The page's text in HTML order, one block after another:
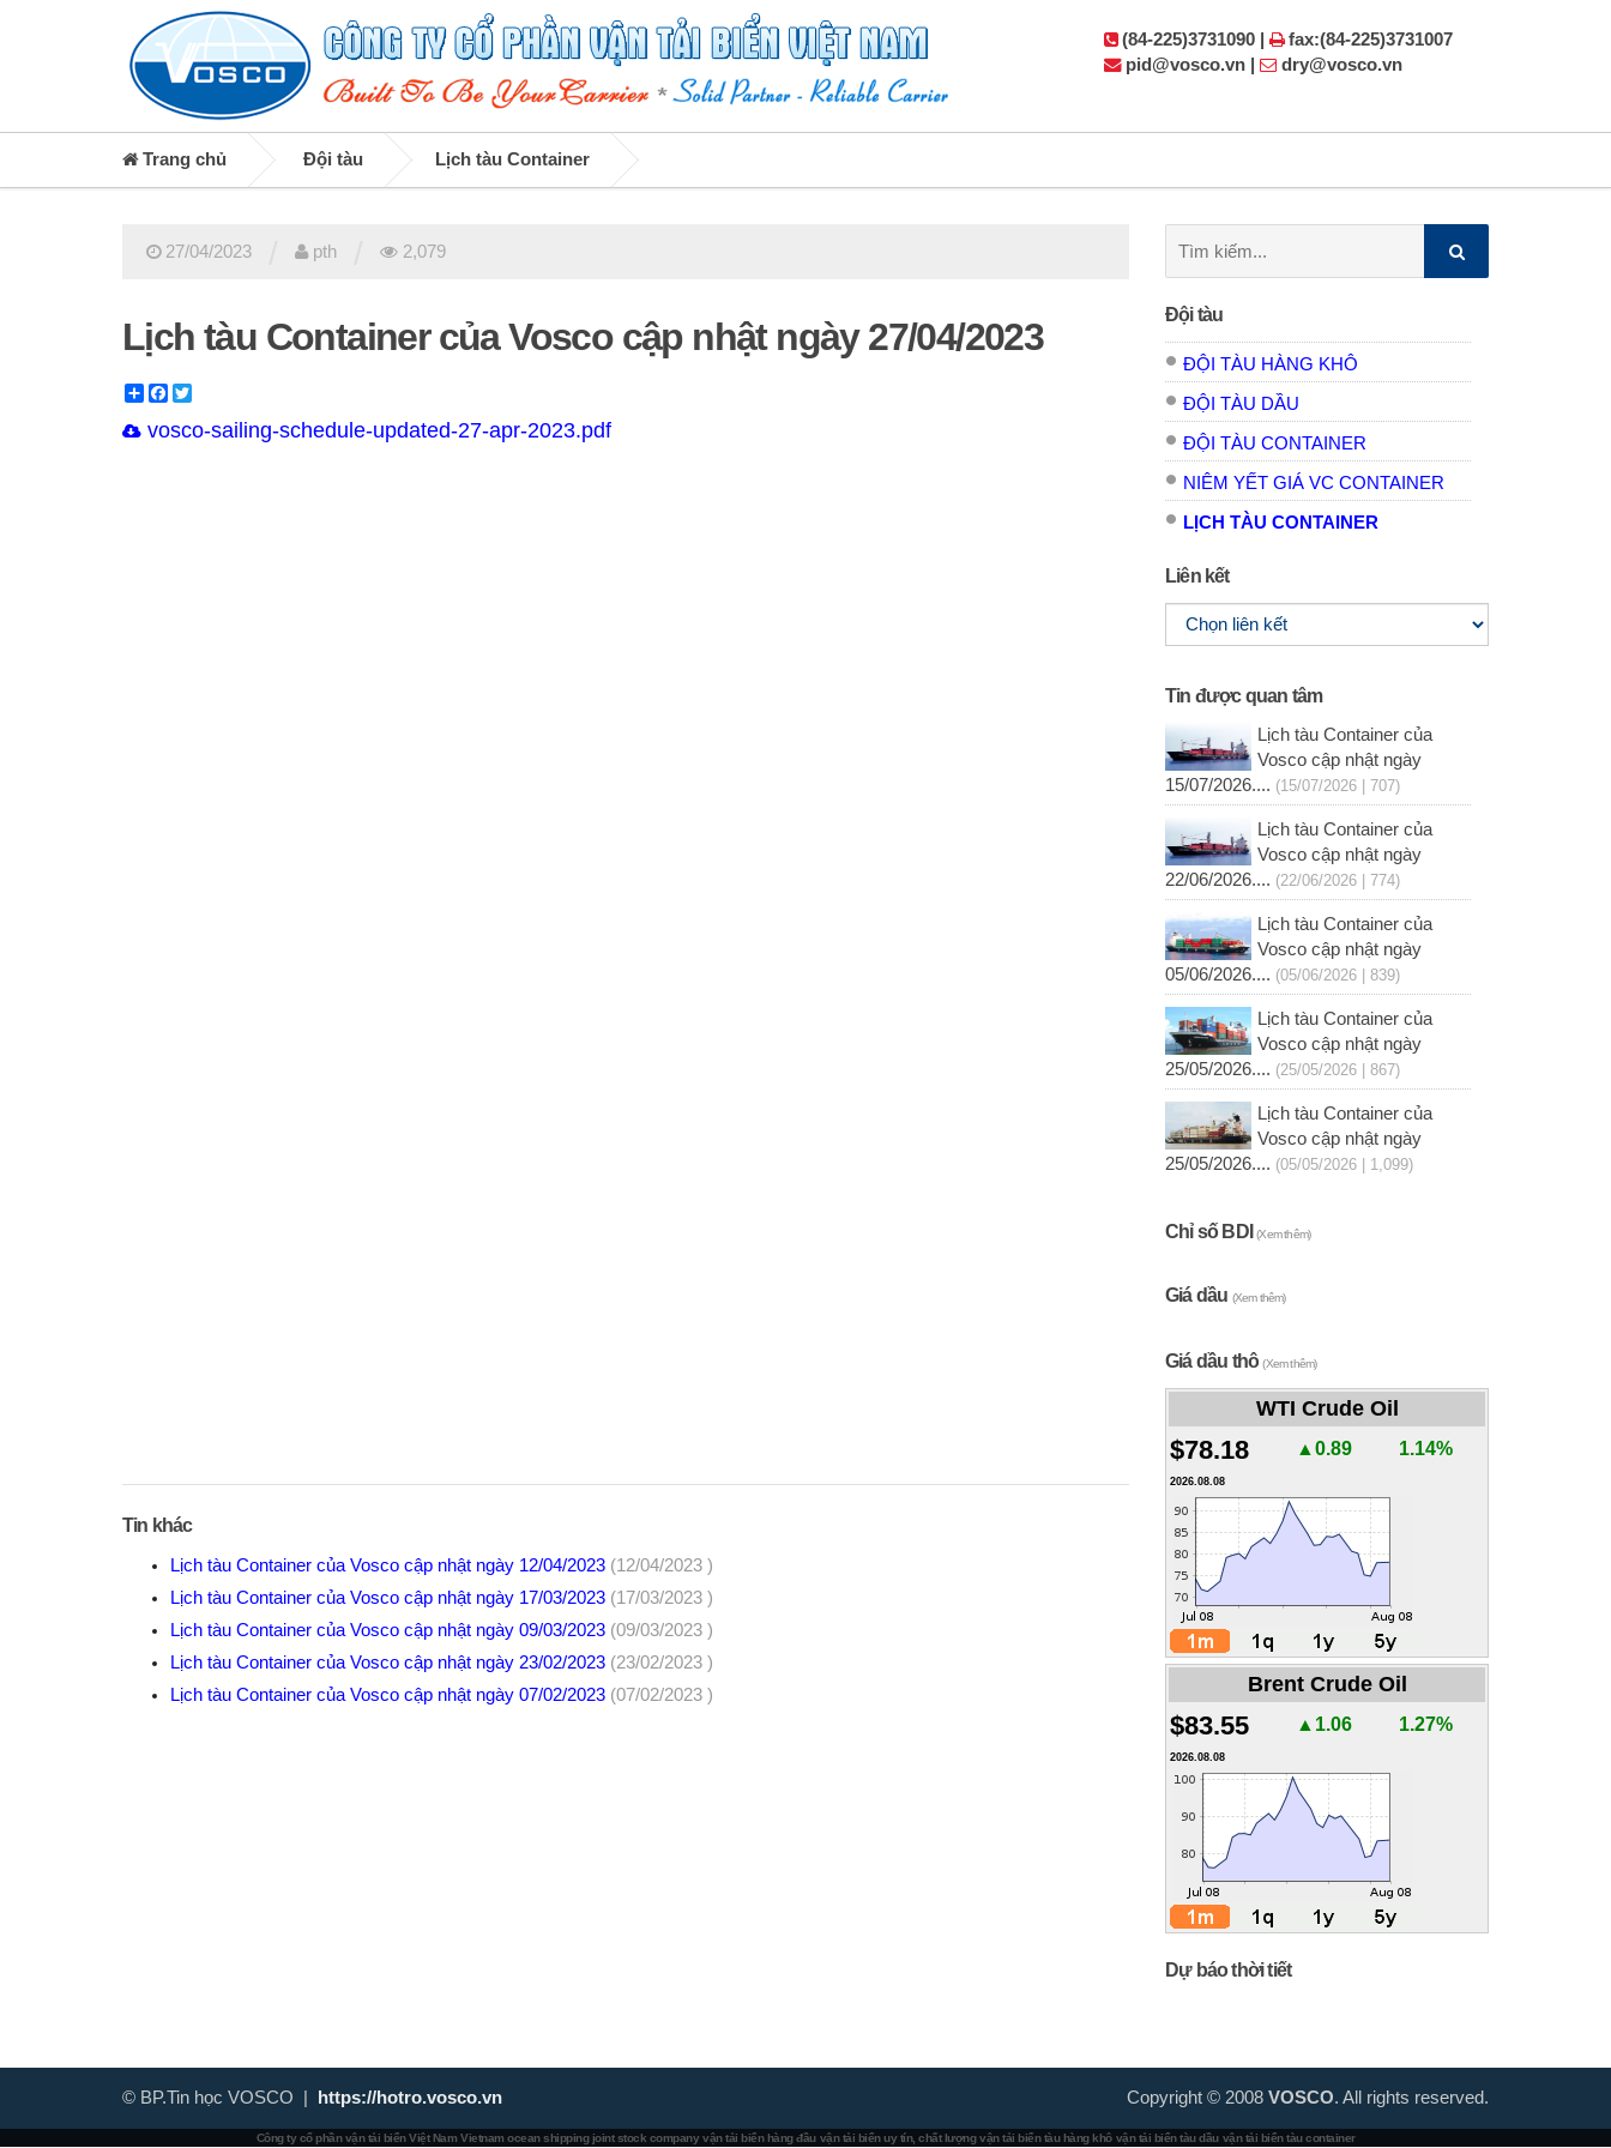
(84-225)3731090 |
fax:(84-225)3731007
pid@vosco.vn |
dry@vosco.vn
Trang chủ Đội tàu Lịch tàu Container
27/04/2023 pth 2,079
Lịch tàu Container của Vosco cập nhật ngày 27/04/2023
ShareFacebook
vosco-sailing-schedule-updated-27-apr-2023.pdf
Tin khác
Lịch tàu Container của Vosco cập nhật ngày 12/04/2023 (12/04/2023 )
Lịch tàu Container của Vosco cập nhật ngày 17/03/2023 (17/03/2023 )
Lịch tàu Container của Vosco cập nhật ngày 09/03/2023 (09/03/2023 )
Lịch tàu Container của Vosco cập nhật ngày 23/02/2023 (23/02/2023 )
Lịch tàu Container của Vosco cập nhật ngày 07/02/2023 (07/02/2023 )
kiếm:
Đội tàu
ĐỘI TÀU HÀNG KHÔ
ĐỘI TÀU DẦU
ĐỘI TÀU CONTAINER
NIÊM YẾT GIÁ VC CONTAINER
LỊCH TÀU CONTAINER
Liên kết
Tin được quan tâm
Lịch tàu Container của
Vosco cập nhật ngày
15/07/2026.... (15/07/2026 | 707)
Lịch tàu Container của
Vosco cập nhật ngày
22/06/2026.... (22/06/2026 | 774)
Lịch tàu Container của
Vosco cập nhật ngày
05/06/2026.... (05/06/2026 | 839)
Lịch tàu Container của
Vosco cập nhật ngày
25/05/2026.... (25/05/2026 | 867)
Lịch tàu Container của
Vosco cập nhật ngày
25/05/2026.... (05/05/2026 | 1,099)
Chỉ số BDI(Xem thêm)
Giá dầu (Xem thêm)
Giá dầu thô(Xem thêm)
WTI Crude Oil
$78.18 ▲0.89 1.14%
2026.08.08
Brent Crude Oil
$83.55 ▲1.06 1.27%
2026.08.08
Dự báo thời tiết
© BP.Tin học VOSCO | https://hotro.vosco.vn Copyright © 2008 VOSCO. All rights reserved.
Công ty cổ phần vận tải biển Việt Nam Vietnam ocean shipping joint stock company vận tải biển hàng đầu vận tải biển uy tín, chất lượng vận tải biển tàu hàng khô vận tải biển tàu dầu vận tải biển tàu container